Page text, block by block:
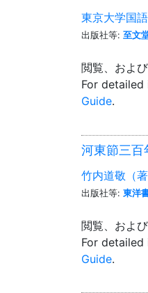
東京大学国
出版社等: 至文
閲覧、およ
For
Guide.
河東節三
竹内道敬（著
出版社等: 東洋
閲覧、およ
For
Guide.